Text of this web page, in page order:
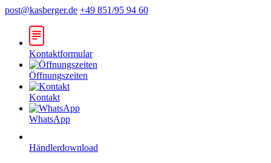
post@kasberger.de +49 851/95 94 60
Kontaktformular
Öffnungszeiten
Kontakt
WhatsApp
Händlerdownload